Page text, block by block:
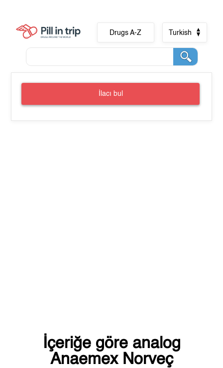
Drugs A-Z Turkish
İlacı bul
İçeriğe göre analog
Anaemex Norveç